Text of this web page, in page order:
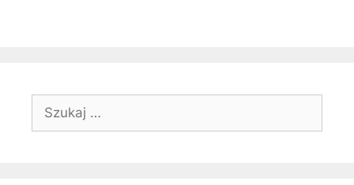
Szukaj: